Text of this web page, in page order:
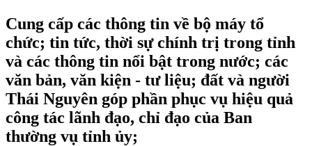
Cung cấp các thông tin về bộ máy tổ
chức; tin tức, thời sự chính trị trong tỉnh
và các thông tin nổi bật trong nước; các
văn bản, văn kiện - tư liệu; đất và người
Thái Nguyên góp phần phục vụ hiệu quả
công tác lãnh đạo, chỉ đạo của Ban
thường vụ tỉnh ủy;